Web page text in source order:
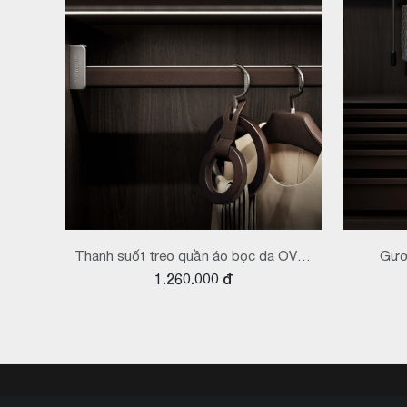
Thanh suốt treo quần áo bọc da OVAL
BV
1.260.000 đ